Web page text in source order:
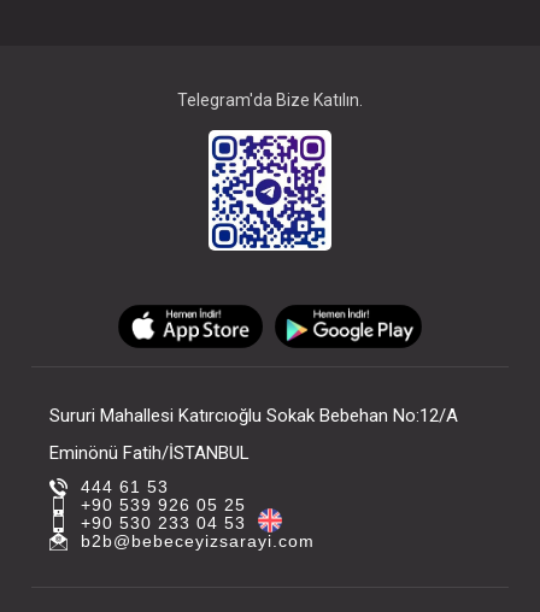
Telegram'da Bize Katılın.
Sururi Mahallesi Katırcıoğlu Sokak Bebehan No:12/A
Eminönü Fatih/İSTANBUL
444 61 53
+90 539 926 05 25
+90 530 233 04 53
b2b@bebeceyizsarayi.com